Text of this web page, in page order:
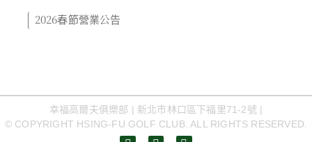
2026春節營業公告
幸福高爾夫俱樂部 | 新北市林口區下福里71-2號 |
© COPYRIGHT HSING-FU GOLF CLUB. ALL RIGHTS RESERVED.